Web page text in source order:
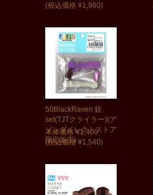
(税込価格 ¥1,980)
50BlackRaven 銃
set(TJTクライラー)(ア
ゾンダイレクトストア
限定販売)
本体価格 ¥1,400
(税込価格 ¥1,540)